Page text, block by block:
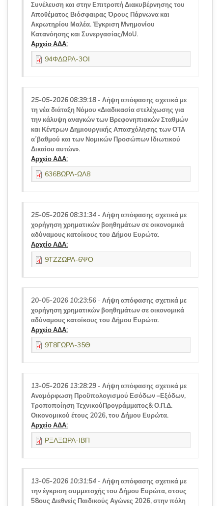
Συνέλευση και στην Επιτροπή Διακυβέρνησης του
Αποθέματος Βιόσφαιρας Όρους Πάρνωνα και
Ακρωτηρίου Μαλέα. Έγκριση Μνημονίου
Κατανόησης και Συνεργασίας/MoU.
Αρχείο ΑΔΑ:
94ΦΔΩΡΛ-3ΟΙ
25-05-2026 08:39:18 - Λήψη απόφασης σχετικά με
τη νέα διάταξη Νόμου «Διαδικασία στελέχωσης για
την κάλυψη αναγκών των Βρεφονηπιακών Σταθμών
και Κέντρων Δημιουργικής Απασχόλησης των ΟΤΑ
α΄βαθμού και των Νομικών Προσώπων Ιδιωτικού
Δικαίου αυτών».
Αρχείο ΑΔΑ:
636ΒΩΡΛ-ΩΛ8
25-05-2026 08:31:34 - Λήψη απόφασης σχετικά με
χορήγηση χρηματικών βοηθημάτων σε οικονομικά
αδύναμους κατοίκους του Δήμου Ευρώτα.
Αρχείο ΑΔΑ:
9ΤΖΖΩΡΛ-6ΨΟ
20-05-2026 10:23:56 - Λήψη απόφασης σχετικά με
χορήγηση χρηματικών βοηθημάτων σε οικονομικά
αδύναμους κατοίκους του Δήμου Ευρώτα.
Αρχείο ΑΔΑ:
9Τ8ΓΩΡΛ-35Θ
13-05-2026 13:28:29 - Λήψη απόφασης σχετικά με
Αναμόρφωση Προϋπολογισμού Εσόδων –Εξόδων,
Τροποποίηση ΤεχνικούΠρογράμματος& Ο.Π.Δ.
Οικονομικού έτους 2026, του Δήμου Ευρώτα.
Αρχείο ΑΔΑ:
ΡΞΛΞΩΡΛ-ΙΒΠ
13-05-2026 10:31:54 - Λήψη απόφασης σχετικά με
την έγκριση συμμετοχής του Δήμου Ευρώτα, στους
58ους Διεθνείς Παιδικούς Αγώνες 2026, στην πόλη